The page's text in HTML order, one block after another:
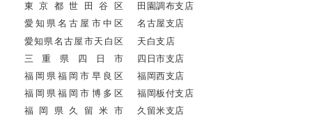
東京都世田谷区
田園調布支店
愛知県名古屋市中区
名古屋支店
愛知県名古屋市天白区
天白支店
三重県四日市
四日市支店
福岡県福岡市早良区
福岡西支店
福岡県福岡市博多区
福岡板付支店
福岡県久留米市
久留米支店